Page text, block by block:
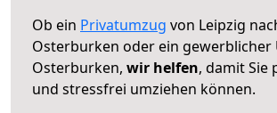
Ob ein Privatumzug von Leipzig
Osterburken oder ein gewerblicher
Osterburken, wir helfen, damit Sie
und stressfrei umziehen können.